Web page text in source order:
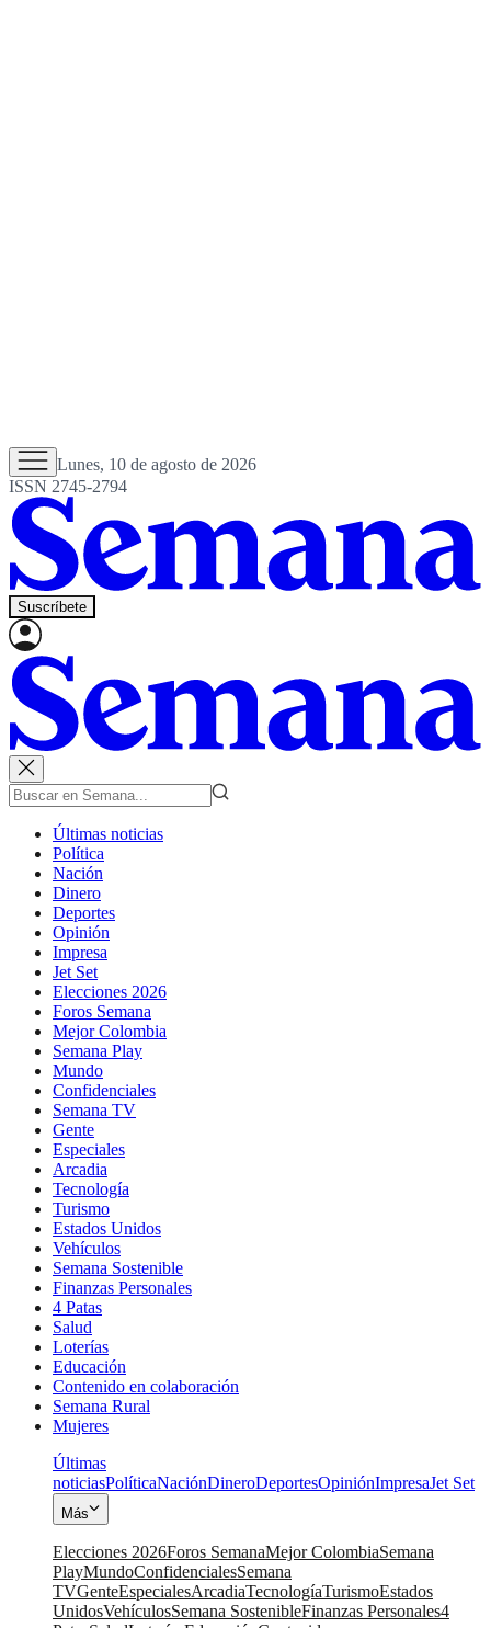
Lunes, 10 de agosto de 2026
ISSN 2745-2794
Suscríbete
Últimas noticias
Política
Nación
Dinero
Deportes
Opinión
Impresa
Jet Set
Elecciones 2026
Foros Semana
Mejor Colombia
Semana Play
Mundo
Confidenciales
Semana TV
Gente
Especiales
Arcadia
Tecnología
Turismo
Estados Unidos
Vehículos
Semana Sostenible
Finanzas Personales
4 Patas
Salud
Loterías
Educación
Contenido en colaboración
Semana Rural
Mujeres
Últimas
noticiasPolíticaNaciónDineroDeportesOpiniónImpresaJet Set
Más
Elecciones 2026Foros SemanaMejor ColombiaSemana
PlayMundoConfidencialesSemana
TVGenteEspecialesArcadiaTecnologíaTurismoEstados
UnidosVehículosSemana SostenibleFinanzas Personales4